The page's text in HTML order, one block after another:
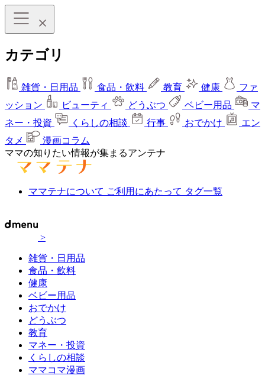
カテゴリ
雑貨・日用品 食品・飲料 教育 健康
ファ
ッション
ビューティ どうぶつ ベビー用品
マ
ネー・投資
くらしの相談 行事 おでかけ
エン
タメ
漫画コラム
ママの知りたい情報が集まるアンテナ
ママテナについて ご利用にあたって タグ一覧
>
雑貨・日用品
食品・飲料
健康
ベビー用品
おでかけ
どうぶつ
教育
マネー・投資
くらしの相談
ママコマ漫画